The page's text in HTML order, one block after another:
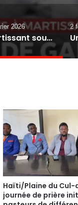
2026
Martissant sous les explosions : un leader du gang “5 Seconde” gravement blessé
2
Haïti/Plaine du Cul-
journée de prière